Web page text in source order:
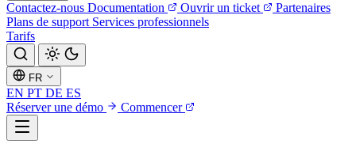
Contactez-nous Documentation Ouvrir un ticket
Partenaires
Plans de support Services professionnels
Tarifs
FR
EN PT DE ES
Réserver une démo
Commencer